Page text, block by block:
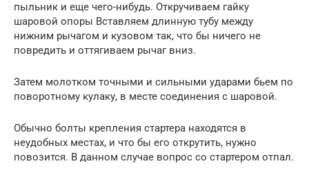
пыльник и еще чего-нибудь. Откручиваем гайку
шаровой опоры Вставляем длинную тубу между
нижним рычагом и кузовом так, что бы ничего не
повредить и оттягиваем рычаг вниз.
Затем молотком точными и сильными ударами бьем по
поворотному кулаку, в месте соединения с шаровой.
Обычно болты крепления стартера находятся в
неудобных местах, и что бы его открутить, нужно
повозится. В данном случае вопрос со стартером отпал.